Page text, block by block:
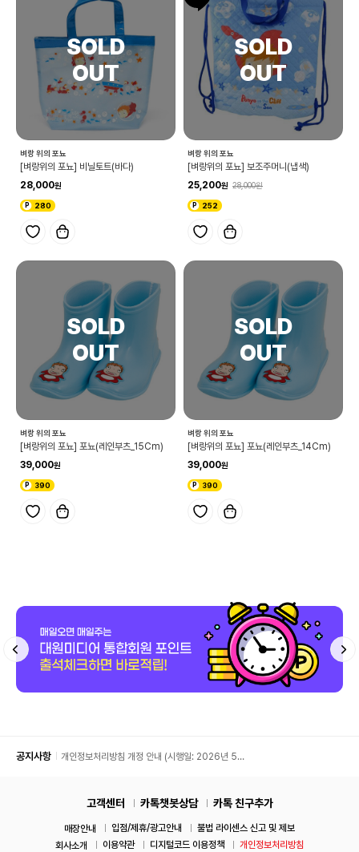
벼랑 위의 포뇨
[벼랑위의 포뇨] 비닐토트(바다)
28,000
280
벼랑 위의 포뇨
[벼랑위의 포뇨] 보조주머니(냅색)
25,200
28,000
252
벼랑 위의 포뇨
[벼랑위의 포뇨] 포뇨(레인부츠_15Cm)
39,000
390
벼랑 위의 포뇨
[벼랑위의 포뇨] 포뇨(레인부츠_14Cm)
39,000
390
공지사항
개인정보처리방침 개정 안내 (시행일: 2026년 5월
고객센터 카톡챗봇상담 카톡 친구추가
매장안내 입점/제휴/광고안내
불법 라이센스 신고 및 제보
회사소개
이용약관 디지털코드 이용정책 개인정보처리방침